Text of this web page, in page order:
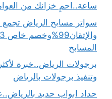
ساعة..احمِ خزانك من
سواتر مسابح الرياض تجمع
المسابح
وتنفيذ برجولات بالرياض
حداد ابواب حديد